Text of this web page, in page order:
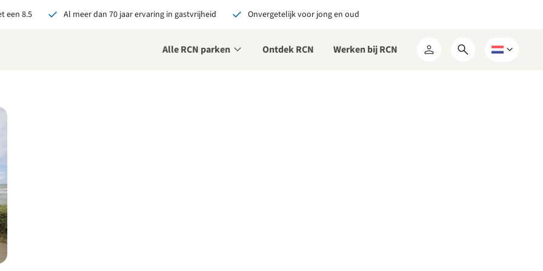
een 8.5 Al meer dan 70 jaar ervaring in gastvrijheid Onvergetelijk voor jong en oud
Alle RCN parken Ontdek RCN Werken bij RCN
Mijn
Open
Kies
bij RCN boekt, krijg je:
alle voordelen